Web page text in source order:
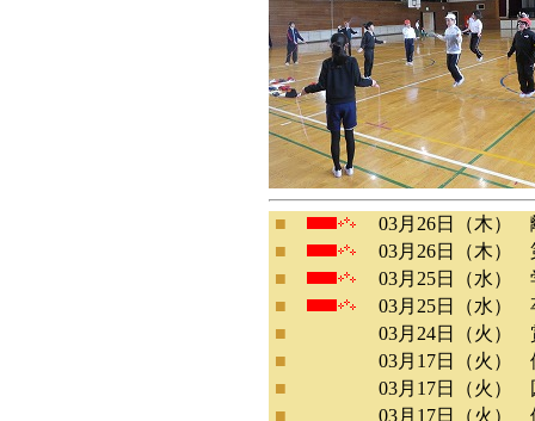
■ 03月26日（木）
■
03月26日（木）
■
03月25日（水）
■
03月25日（水）
■
03月24日（火）
■
03月17日（火）
■
03月17日（火）
■
03月17日（火）